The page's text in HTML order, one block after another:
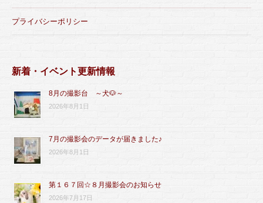
プライバシーポリシー
新着・イベント更新情報
8月の撮影台 ～犬🐶～
2026年8月1日
7月の撮影会のデータが届きました♪
2026年8月1日
第１６７回☆８月撮影会のお知らせ
2026年7月17日